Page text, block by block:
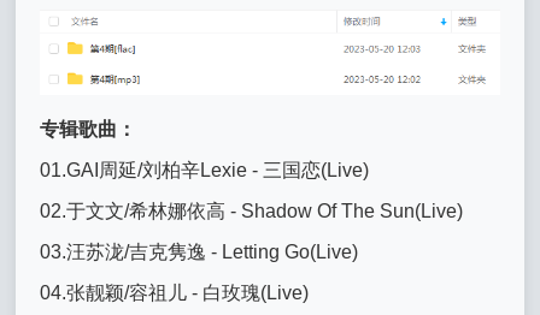
专辑歌曲：
01.GAI周延/刘柏辛Lexie - 三国恋(Live)
02.于文文/希林娜依高 - Shadow Of The Sun(Live)
03.汪苏泷/吉克隽逸 - Letting Go(Live)
04.张靓颖/容祖儿 - 白玫瑰(Live)